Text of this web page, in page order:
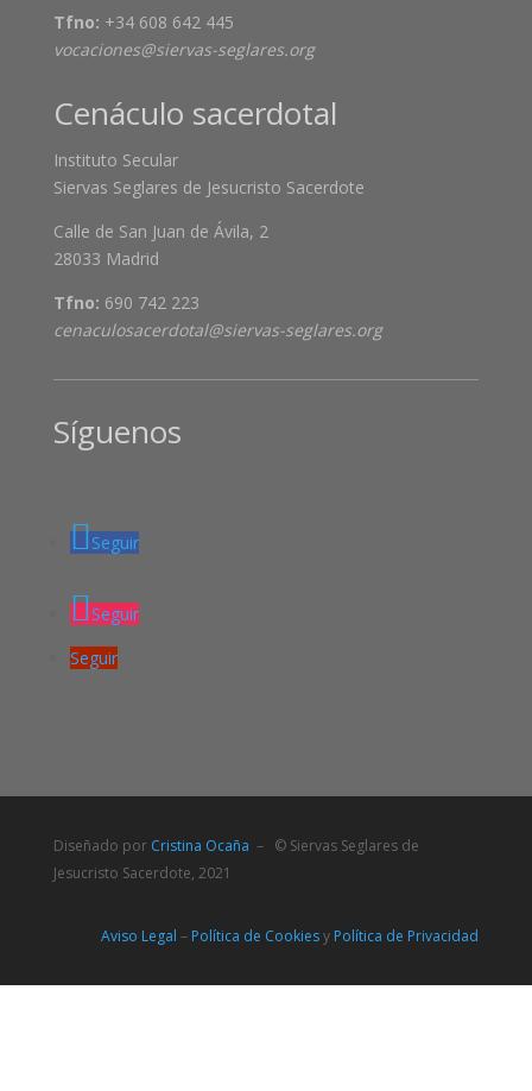
Tfno: +34 608 642 445
vocaciones@siervas-seglares.org
Cenáculo sacerdotal
Instituto Secular
Siervas Seglares de Jesucristo Sacerdote
Calle de San Juan de Ávila, 2
28033 Madrid
Tfno: 690 742 223
cenaculosacerdotal@siervas-seglares.org
Síguenos
Seguir
Seguir
Seguir
Diseñado por Cristina Ocaña – © Siervas Seglares de
Jesucristo Sacerdote, 2021
Aviso Legal – Política de Cookiesy Política de Privacidad